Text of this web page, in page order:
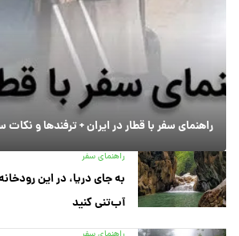
راهنمای سفر با قطار در ایران + ترفندها و
راهنمای سفر
به جای دریا، در این
آب‌تنی کنید